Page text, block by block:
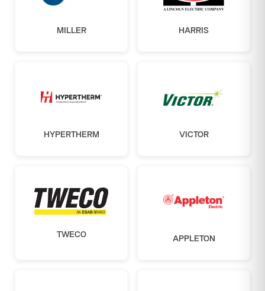
MILLER HARRIS
HYPERTHERM VICTOR
TWECO APPLETON